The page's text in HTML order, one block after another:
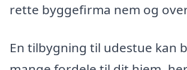
rette byggefirma nem og
En tilbygning til udestue kan